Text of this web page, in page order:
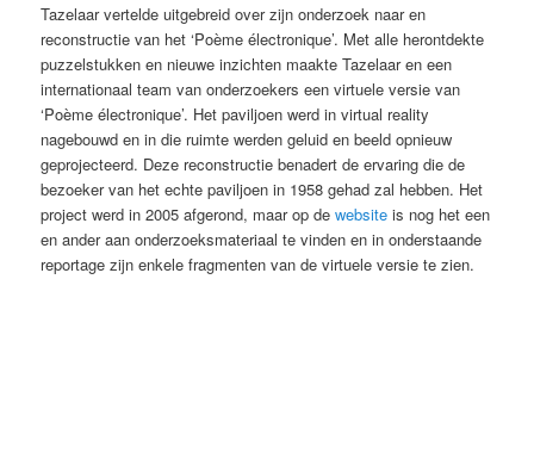
Tazelaar vertelde uitgebreid over zijn onderzoek naar en
reconstructie van het ‘Poème électronique’. Met alle herontdekte
puzzelstukken en nieuwe inzichten maakte Tazelaar en een
internationaal team van onderzoekers een virtuele versie van
‘Poème électronique’. Het paviljoen werd in virtual reality
nagebouwd en in die ruimte werden geluid en beeld opnieuw
geprojecteerd. Deze reconstructie benadert de ervaring die de
bezoeker van het echte paviljoen in 1958 gehad zal hebben. Het
project werd in 2005 afgerond, maar op dewebsite is nog het een
en ander aan onderzoeksmateriaal te vinden en in onderstaande
reportage zijn enkele fragmenten van de virtuele versie te zien.